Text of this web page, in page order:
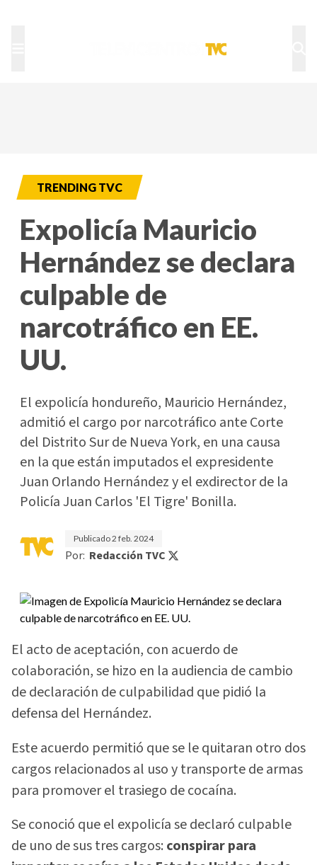
TRENDING TVC
Expolicía Mauricio
Hernández se declara
culpable de
narcotráfico en EE.
UU.
El expolicía hondureño, Mauricio Hernández,
admitió el cargo por narcotráfico ante Corte
del Distrito Sur de Nueva York, en una causa
en la que están imputados el expresidente
Juan Orlando Hernández y el exdirector de la
Policía Juan Carlos 'El Tigre' Bonilla.
Publicado2 feb. 2024
Por: Redacción TVC
El acto de aceptación, con acuerdo de
colaboración, se hizo en la audiencia de cambio
de declaración de culpabilidad que pidió la
defensa del Hernández.
Este acuerdo permitió que se le quitaran otro dos
cargos relacionados al uso y transporte de armas
para promover el trasiego de cocaína.
Se conoció que el expolicía se declaró culpable
de uno de sus tres cargos: conspirar para